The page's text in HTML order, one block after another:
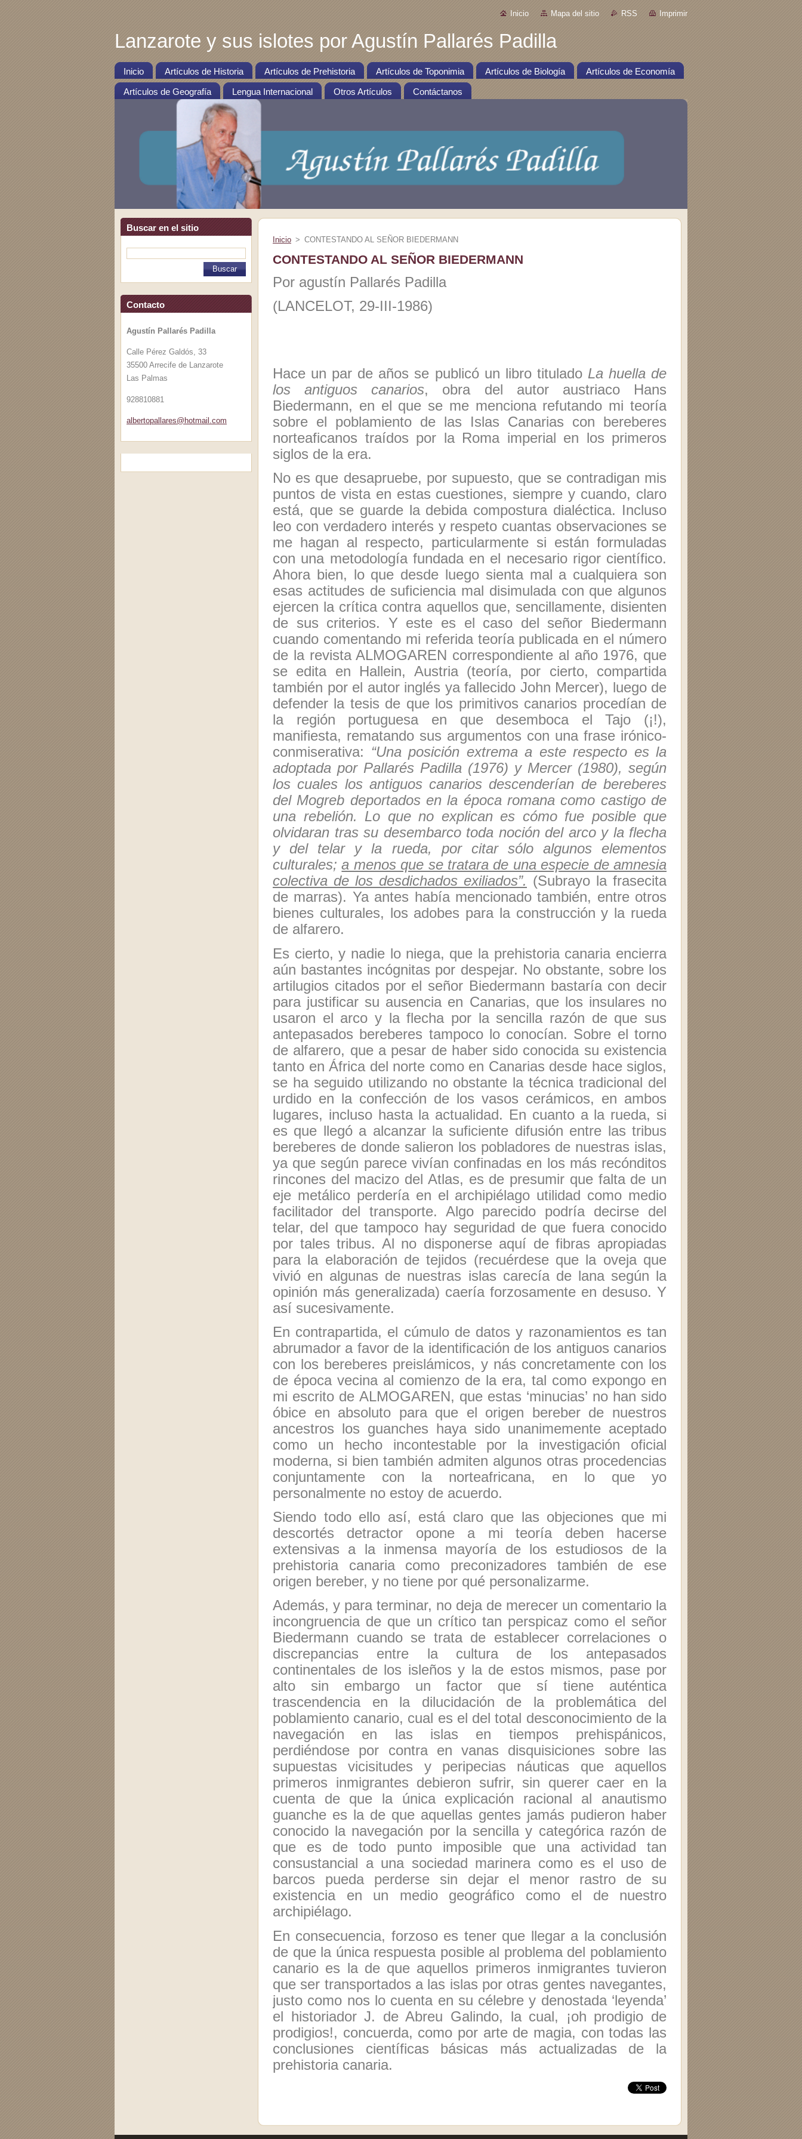
Inicio Mapa del sitio RSS Imprimir
Lanzarote y sus islotes por Agustín Pallarés Padilla
Inicio Artículos de Historia Artículos de Prehistoria Artículos de Toponimia Artículos de Biología Artículos de Economía
Artículos de Geografía Lengua Internacional Otros Artículos Contáctanos
Buscar en el sitio
Contacto
Agustín Pallarés Padilla
Calle Pérez Galdós, 33
35500 Arrecife de Lanzarote
Las Palmas
928810881
albertopallares@ hotmail. com
Inicio > CONTESTANDO AL SEÑOR BIEDERMANN
CONTESTANDO AL SEÑOR BIEDERMANN
Por agustín Pallarés Padilla
(LANCELOT, 29-III-1986)
Hace un par de años se publicó un libro titulado La huella de
los antiguos canarios, obra del autor austriaco Hans
Biedermann, en el que se me menciona refutando mi teoría
sobre el poblamiento de las Islas Canarias con bereberes
norteaficanos traídos por la Roma imperial en los primeros
siglos de la era.
No es que desapruebe, por supuesto, que se contradigan mis
puntos de vista en estas cuestiones, siempre y cuando, claro
está, que se guarde la debida compostura dialéctica. Incluso
leo con verdadero interés y respeto cuantas observaciones se
me hagan al respecto, particularmente si están formuladas
con una metodología fundada en el necesario rigor científico.
Ahora bien, lo que desde luego sienta mal a cualquiera son
esas actitudes de suficiencia mal disimulada con que algunos
ejercen la crítica contra aquellos que, sencillamente, disienten
de sus criterios. Y este es el caso del señor Biedermann
cuando comentando mi referida teoría publicada en el número
de la revista ALMOGAREN correspondiente al año 1976, que
se edita en Hallein, Austria (teoría, por cierto, compartida
también por el autor inglés ya fallecido John Mercer), luego de
defender la tesis de que los primitivos canarios procedían de
la región portuguesa en que desemboca el Tajo (¡!),
manifiesta, rematando sus argumentos con una frase irónico-
conmiserativa: “Una posición extrema a este respecto es la
adoptada por Pallarés Padilla (1976) y Mercer (1980), según
los cuales los antiguos canarios descenderían de bereberes
del Mogreb deportados en la época romana como castigo de
una rebelión. Lo que no explican es cómo fue posible que
olvidaran tras su desembarco toda noción del arco y la flecha
y del telar y la rueda, por citar sólo algunos elementos
culturales;a menos que se tratara de una especie de amnesia
colectiva de los desdichados exiliados”. (Subrayo la frasecita
de marras). Ya antes había mencionado también, entre otros
bienes culturales, los adobes para la construcción y la rueda
de alfarero.
Es cierto, y nadie lo niega, que la prehistoria canaria encierra
aún bastantes incógnitas por despejar. No obstante, sobre los
artilugios citados por el señor Biedermann bastaría con decir
para justificar su ausencia en Canarias, que los insulares no
usaron el arco y la flecha por la sencilla razón de que sus
antepasados bereberes tampoco lo conocían. Sobre el torno
de alfarero, que a pesar de haber sido conocida su existencia
tanto en África del norte como en Canarias desde hace siglos,
se ha seguido utilizando no obstante la técnica tradicional del
urdido en la confección de los vasos cerámicos, en ambos
lugares, incluso hasta la actualidad. En cuanto a la rueda, si
es que llegó a alcanzar la suficiente difusión entre las tribus
bereberes de donde salieron los pobladores de nuestras islas,
ya que según parece vivían confinadas en los más recónditos
rincones del macizo del Atlas, es de presumir que falta de un
eje metálico perdería en el archipiélago utilidad como medio
facilitador del transporte. Algo parecido podría decirse del
telar, del que tampoco hay seguridad de que fuera conocido
por tales tribus. Al no disponerse aquí de fibras apropiadas
para la elaboración de tejidos (recuérdese que la oveja que
vivió en algunas de nuestras islas carecía de lana según la
opinión más generalizada) caería forzosamente en desuso. Y
así sucesivamente.
En contrapartida, el cúmulo de datos y razonamientos es tan
abrumador a favor de la identificación de los antiguos canarios
con los bereberes preislámicos, y nás concretamente con los
de época vecina al comienzo de la era, tal como expongo en
mi escrito de ALMOGAREN, que estas ‘minucias’ no han sido
óbice en absoluto para que el origen bereber de nuestros
ancestros los guanches haya sido unanimemente aceptado
como un hecho incontestable por la investigación oficial
moderna, si bien también admiten algunos otras procedencias
conjuntamente con la norteafricana, en lo que yo
personalmente no estoy de acuerdo.
Siendo todo ello así, está claro que las objeciones que mi
descortés detractor opone a mi teoría deben hacerse
extensivas a la inmensa mayoría de los estudiosos de la
prehistoria canaria como preconizadores también de ese
origen bereber, y no tiene por qué personalizarme.
Además, y para terminar, no deja de merecer un comentario la
incongruencia de que un crítico tan perspicaz como el señor
Biedermann cuando se trata de establecer correlaciones o
discrepancias entre la cultura de los antepasados
continentales de los isleños y la de estos mismos, pase por
alto sin embargo un factor que sí tiene auténtica
trascendencia en la dilucidación de la problemática del
poblamiento canario, cual es el del total desconocimiento de la
navegación en las islas en tiempos prehispánicos,
perdiéndose por contra en vanas disquisiciones sobre las
supuestas vicisitudes y peripecias náuticas que aquellos
primeros inmigrantes debieron sufrir, sin querer caer en la
cuenta de que la única explicación racional al anautismo
guanche es la de que aquellas gentes jamás pudieron haber
conocido la navegación por la sencilla y categórica razón de
que es de todo punto imposible que una actividad tan
consustancial a una sociedad marinera como es el uso de
barcos pueda perderse sin dejar el menor rastro de su
existencia en un medio geográfico como el de nuestro
archipiélago.
En consecuencia, forzoso es tener que llegar a la conclusión
de que la única respuesta posible al problema del poblamiento
canario es la de que aquellos primeros inmigrantes tuvieron
que ser transportados a las islas por otras gentes navegantes,
justo como nos lo cuenta en su célebre y denostada ‘leyenda’
el historiador J. de Abreu Galindo, la cual, ¡oh prodigio de
prodigios!, concuerda, como por arte de magia, con todas las
conclusiones científicas básicas más actualizadas de la
prehistoria canaria.